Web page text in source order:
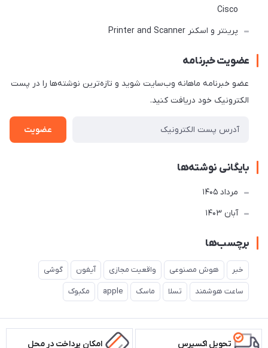
Cisco
پرینتر و اسکنر Printer and Scanner
عضویت خبرنامه
عضو خبرنامه ماهانه وب‌سایت شوید و تازه‌ترین نوشته‌ها را در پست
الکترونیک خود دریافت کنید.
عضویت
بایگانی نوشته‌ها
مرداد 1405
آبان 1403
برچسب‌ها
خبر هوش مصنوعی واقعیت مجازی آیفون گوشی
ساعت هوشمند تسلا ماسک apple مکبوک
تحویل اکسپرس امکان پرداخت در محل